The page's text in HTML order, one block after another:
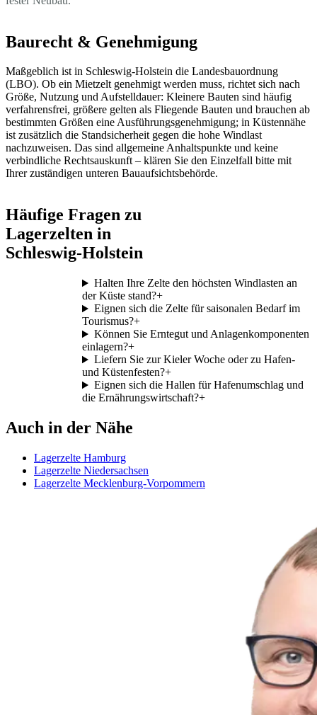
Baurecht & Genehmigung
Maßgeblich ist in Schleswig-Holstein die Landesbauordnung
(LBO). Ob ein Mietzelt genehmigt werden muss, richtet sich nach
Größe, Nutzung und Aufstelldauer: Kleinere Bauten sind häufig
verfahrensfrei, größere gelten als Fliegende Bauten und brauchen ab
bestimmten Größen eine Ausführungsgenehmigung; in Küstennähe
ist zusätzlich die Standsicherheit gegen die hohe Windlast
nachzuweisen. Das sind allgemeine Anhaltspunkte und keine
verbindliche Rechtsauskunft – klären Sie den Einzelfall bitte mit
Ihrer zuständigen unteren Bauaufsichtsbehörde.
Häufige Fragen zu
Lagerzelten in
Schleswig-Holstein
Halten Ihre Zelte den höchsten Windlasten an
der Küste stand?+
Eignen sich die Zelte für saisonalen Bedarf im
Tourismus?+
Können Sie Erntegut und Anlagenkomponenten
einlagern?+
Liefern Sie zur Kieler Woche oder zu Hafen-
und Küstenfesten?+
Eignen sich die Hallen für Hafenumschlag und
die Ernährungswirtschaft?+
Auch in der Nähe
Lagerzelte Hamburg
Lagerzelte Niedersachsen
Lagerzelte Mecklenburg-Vorpommern